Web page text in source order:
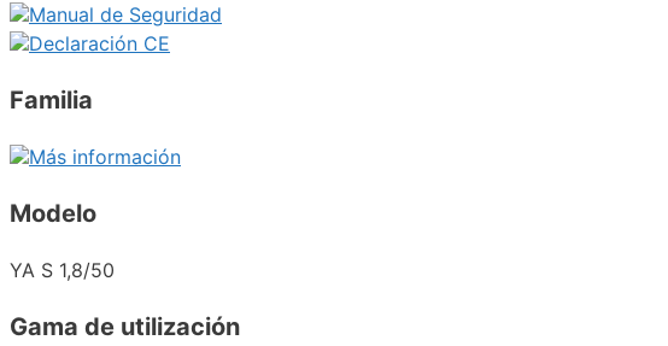
Manual de Seguridad
Declaración CE
Familia
Más información
Modelo
YA S 1,8/50
Gama de utilización